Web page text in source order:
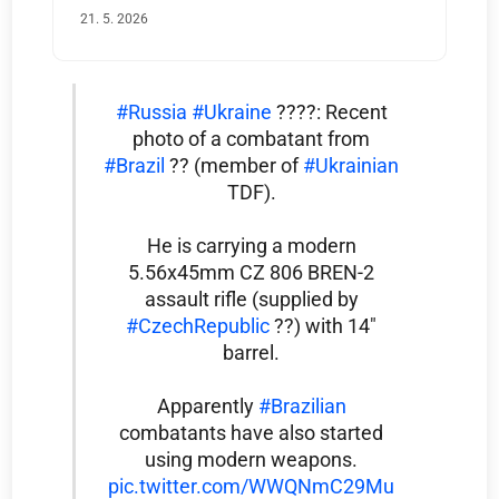
21. 5. 2026
#Russia #Ukraine ????: Recent
photo of a combatant from
#Brazil ?? (member of #Ukrainian
TDF).
He is carrying a modern
5.56x45mm CZ 806 BREN-2
assault rifle (supplied by
#CzechRepublic ??) with 14"
barrel.
Apparently #Brazilian
combatants have also started
using modern weapons.
pic.twitter.com/WWQNmC29Mu